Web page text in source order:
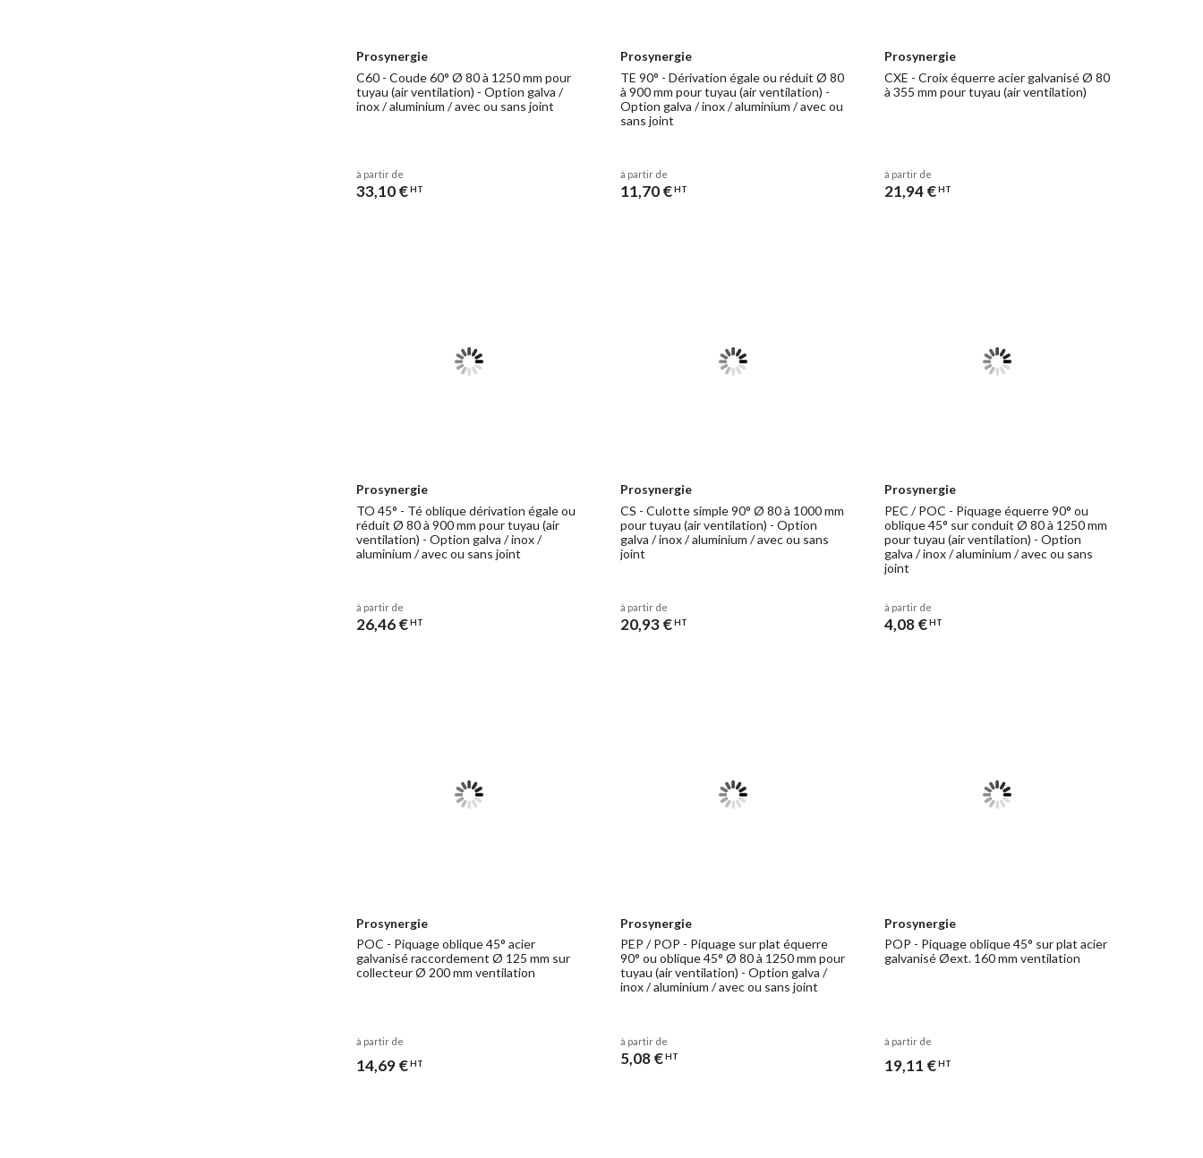
Prosynergie
C60 - Coude 60° Ø 80 à 1250 mm pour
tuyau (air ventilation) - Option galva /
inox / aluminium / avec ou sans joint
à partir de
33,10 €HT
Prosynergie
TE 90° - Dérivation égale ou réduit Ø 80
à 900 mm pour tuyau (air ventilation) -
Option galva / inox / aluminium / avec ou
sans joint
à partir de
11,70 €HT
Prosynergie
CXE - Croix équerre acier galvanisé Ø 80
à 355 mm pour tuyau (air ventilation)
à partir de
21,94 €HT
Prosynergie
TO 45° - Té oblique dérivation égale ou
réduit Ø 80 à 900 mm pour tuyau (air
ventilation) - Option galva / inox /
aluminium / avec ou sans joint
à partir de
26,46 €HT
Prosynergie
CS - Culotte simple 90° Ø 80 à 1000 mm
pour tuyau (air ventilation) - Option
galva / inox / aluminium / avec ou sans
joint
à partir de
20,93 €HT
Prosynergie
PEC / POC - Piquage équerre 90° ou
oblique 45° sur conduit Ø 80 à 1250 mm
pour tuyau (air ventilation) - Option
galva / inox / aluminium / avec ou sans
joint
à partir de
4,08 €HT
Prosynergie
POC - Piquage oblique 45° acier
galvanisé raccordement Ø 125 mm sur
collecteur Ø 200 mm ventilation
à partir de
14,69 €HT
Prosynergie
PEP / POP - Piquage sur plat équerre
90° ou oblique 45° Ø 80 à 1250 mm pour
tuyau (air ventilation) - Option galva /
inox / aluminium / avec ou sans joint
à partir de
5,08 €HT
Prosynergie
POP - Piquage oblique 45° sur plat acier
galvanisé Øext. 160 mm ventilation
à partir de
19,11 €HT